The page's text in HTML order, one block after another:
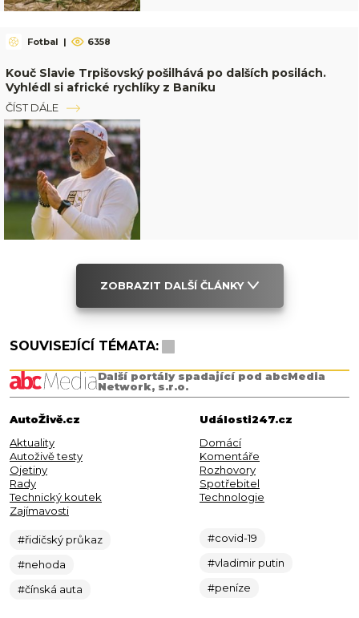
Fotbal | 6358
Kouč Slavie Trpišovský pošilhává po dalších posilách.
Vyhlédl si africké rychlíky z Baníku
ČÍST DÁLE
ZOBRAZIT DALŠÍ ČLÁNKY
SOUVISEJÍCÍ TÉMATA:
Další portály spadající pod abcMedia
Network, s.r.o.
AutoŽivě.cz
Aktuality
Autoživě testy
Ojetiny
Rady
Technický koutek
Zajímavosti
#řidičský průkaz
#nehoda
#čínská auta
Události247.cz
Domácí
Komentáře
Rozhovory
Spotřebitel
Technologie
#covid-19
#vladimir putin
#peníze